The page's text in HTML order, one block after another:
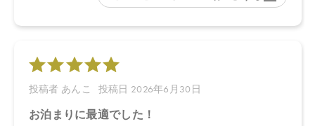
フススピナクリスチ葉エキス、デュナリエラサリナエキス、ミロ
ーオレンジ葉／枝油＊、アトラスシーダー樹皮油＊、イタリアイ
＊、ニオイテンジクアオイ油＊、ベヘニルアルコール、プロパン
オクチルドデシル、オリーブ油脂肪酸セテアリル、オリーブ油脂